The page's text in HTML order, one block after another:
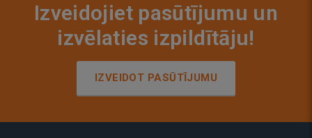
Izveidojiet pasūtījumu un
izvēlaties izpildītāju!
IZVEIDOT PASŪTĪJUMU